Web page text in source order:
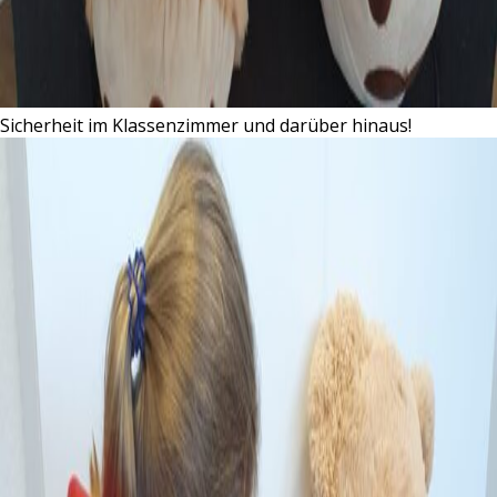
Sicherheit im Klassenzimmer und darüber hinaus!